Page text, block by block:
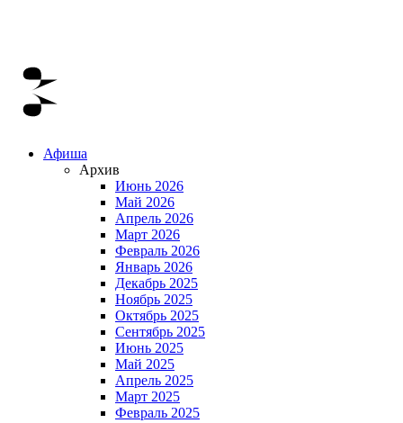
Афиша
Архив
Июнь 2026
Май 2026
Апрель 2026
Март 2026
Февраль 2026
Январь 2026
Декабрь 2025
Ноябрь 2025
Октябрь 2025
Сентябрь 2025
Июнь 2025
Май 2025
Апрель 2025
Март 2025
Февраль 2025